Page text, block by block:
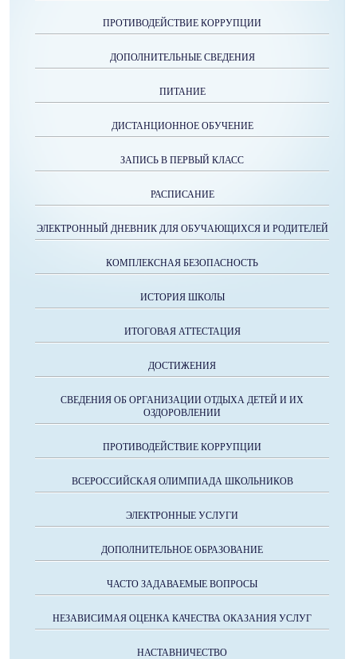
ПРОТИВОДЕЙСТВИЕ КОРРУПЦИИ
ДОПОЛНИТЕЛЬНЫЕ СВЕДЕНИЯ
ПИТАНИЕ
ДИСТАНЦИОННОЕ ОБУЧЕНИЕ
ЗАПИСЬ В ПЕРВЫЙ КЛАСС
РАСПИСАНИЕ
ЭЛЕКТРОННЫЙ ДНЕВНИК ДЛЯ ОБУЧАЮЩИХСЯ И РОДИТЕЛЕЙ
КОМПЛЕКСНАЯ БЕЗОПАСНОСТЬ
ИСТОРИЯ ШКОЛЫ
ИТОГОВАЯ АТТЕСТАЦИЯ
ДОСТИЖЕНИЯ
СВЕДЕНИЯ ОБ ОРГАНИЗАЦИИ ОТДЫХА ДЕТЕЙ И ИХ
ОЗДОРОВЛЕНИИ
ПРОТИВОДЕЙСТВИЕ КОРРУПЦИИ
ВСЕРОССИЙСКАЯ ОЛИМПИАДА ШКОЛЬНИКОВ
ЭЛЕКТРОННЫЕ УСЛУГИ
ДОПОЛНИТЕЛЬНОЕ ОБРАЗОВАНИЕ
ЧАСТО ЗАДАВАЕМЫЕ ВОПРОСЫ
НЕЗАВИСИМАЯ ОЦЕНКА КАЧЕСТВА ОКАЗАНИЯ УСЛУГ
НАСТАВНИЧЕСТВО